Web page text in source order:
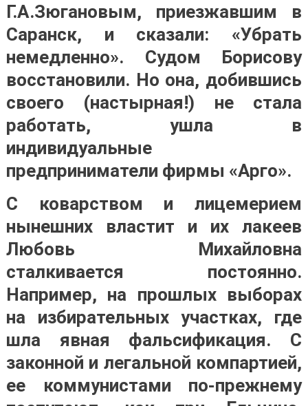
Г.А.Зюгановым, приезжавшим в
Саранск, и сказали: «Убрать
немедленно». Судом Борисову
восстановили. Но она, добившись
своего (настырная!) не стала
работать, ушла в
индивидуальные
предприниматели фирмы «Арго».
С коварством и лицемерием
нынешних властит и их лакеев
Любовь Михайловна
сталкивается постоянно.
Например, на прошлых выборах
на избирательных участках, где
шла явная фальсификация. С
законной и легальной компартией,
ее коммунистами по-прежнему